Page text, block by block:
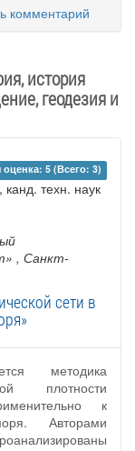
комментарий
история
геодезия и
5 (Всего: 3)
, канд. техн. наук
, Санкт-
сети в
методика
плотности
к
Авторами